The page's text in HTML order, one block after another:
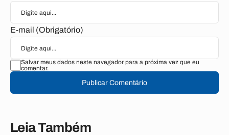
E-mail (Obrigatório)
Salvar meus dados neste navegador para a próxima vez que eu
comentar.
Publicar Comentário
Leia Também